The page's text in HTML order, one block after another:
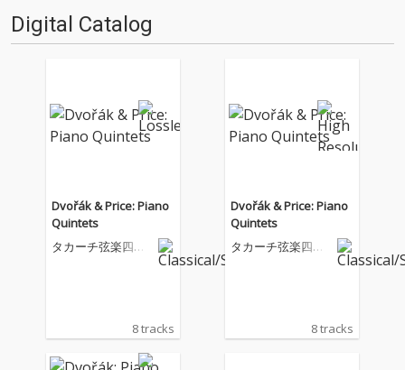
Digital Catalog
Dvořák & Price: Piano
Quintets
タカーチ弦楽四重
8 tracks
Dvořák & Price: Piano
Quintets
タカーチ弦楽四重
8 tracks